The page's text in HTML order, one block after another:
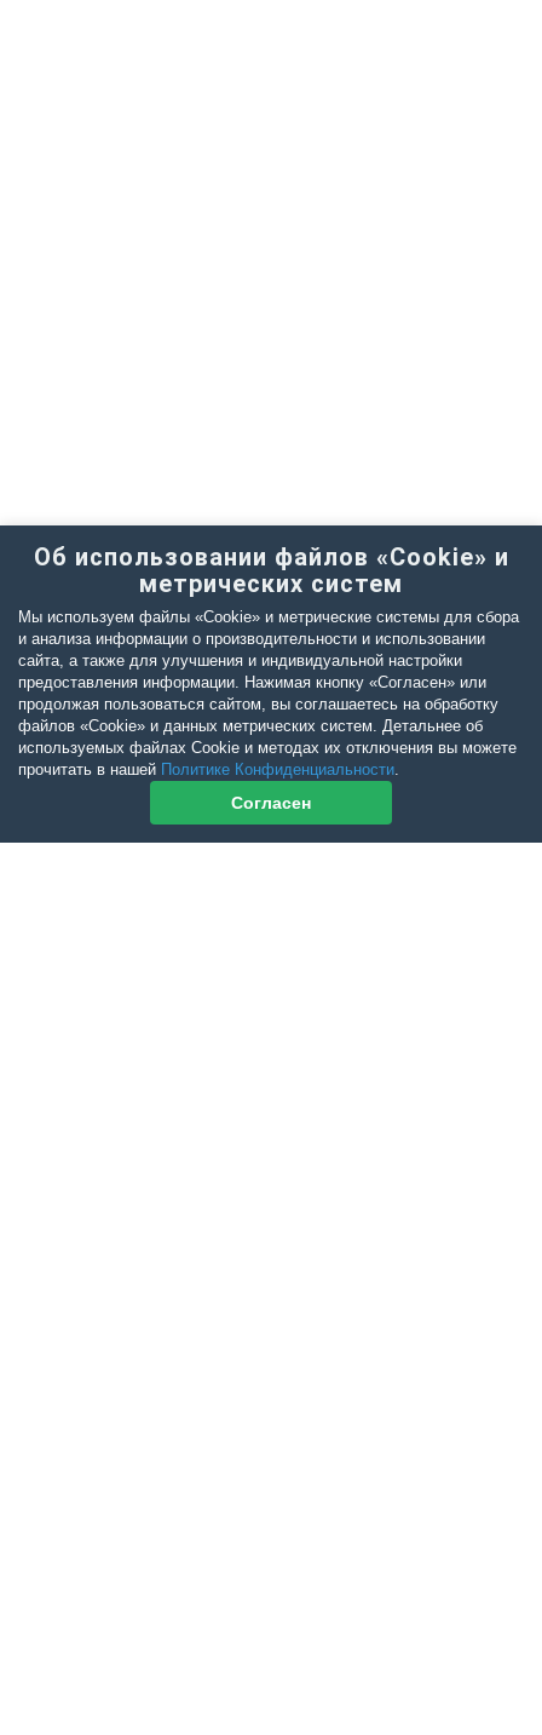
Об использовании файлов «Cookie» и
метрических систем
Мы используем файлы «Cookie» и метрические системы для сбора
и анализа информации о производительности и использовании
сайта, а также для улучшения и индивидуальной настройки
предоставления информации. Нажимая кнопку «Согласен» или
продолжая пользоваться сайтом, вы соглашаетесь на обработку
файлов «Cookie» и данных метрических систем. Детальнее об
используемых файлах Cookie и методах их отключения вы можете
прочитать в нашей Политике Конфиденциальности.
Согласен